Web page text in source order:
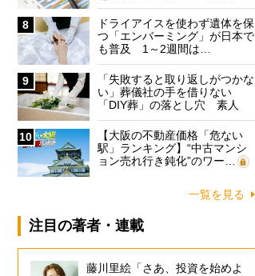
8
ドライアイスを使わず遺体を保
つ「エンバーミング」が日本で
も普及 1～2週間は…
9
「失敗すると取り返しがつかな
い」葬儀社の手を借りない
「DIY葬」の落とし穴 素人
に…
10
【大阪の不動産価格「危ない
駅」ランキング】“中古マンシ
ョン売れ行き鈍化”のワー…
一覧を見る
注目の著者・連載
藤川里絵「さあ、投資を始めよ